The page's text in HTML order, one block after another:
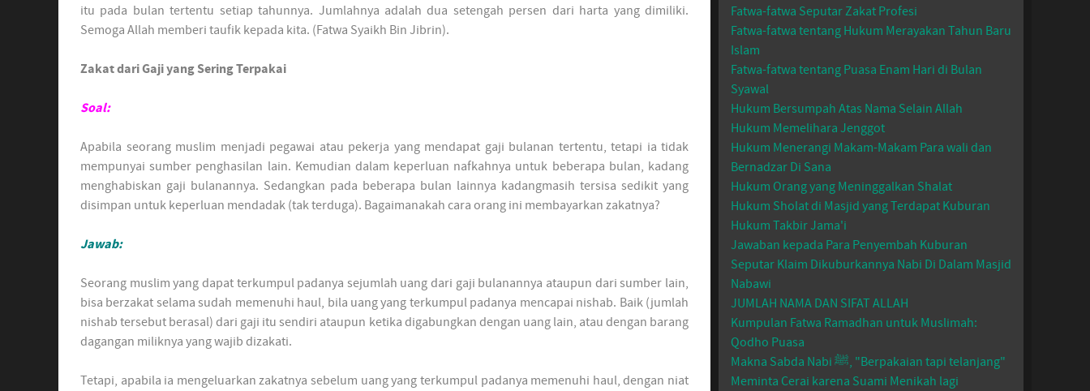
itu pada bulan tertentu setiap tahunnya. Jumlahnya adalah dua setengah persen dari harta yang dimiliki.
Semoga Allah memberi taufik kepada kita. (Fatwa Syaikh Bin Jibrin).
Zakat dari Gaji yang Sering Terpakai
Soal:
Apabila seorang muslim menjadi pegawai atau pekerja yang mendapat gaji bulanan tertentu, tetapi ia tidak
mempunyai sumber penghasilan lain. Kemudian dalam keperluan nafkahnya untuk beberapa bulan, kadang
menghabiskan gaji bulanannya. Sedangkan pada beberapa bulan lainnya kadangmasih tersisa sedikit yang
disimpan untuk keperluan mendadak (tak terduga). Bagaimanakah cara orang ini membayarkan zakatnya?
Jawab:
Seorang muslim yang dapat terkumpul padanya sejumlah uang dari gaji bulanannya ataupun dari sumber lain,
bisa berzakat selama sudah memenuhi haul, bila uang yang terkumpul padanya mencapai nishab. Baik (jumlah
nishab tersebut berasal) dari gaji itu sendiri ataupun ketika digabungkan dengan uang lain, atau dengan barang
dagangan miliknya yang wajib dizakati.
Tetapi, apabila ia mengeluarkan zakatnya sebelum uang yang terkumpul padanya memenuhi haul, dengan niat
Fatwa-fatwa Seputar Zakat Profesi
Fatwa-fatwa tentang Hukum Merayakan Tahun Baru
Islam
Fatwa-fatwa tentang Puasa Enam Hari di Bulan
Syawal
Hukum Bersumpah Atas Nama Selain Allah
Hukum Memelihara Jenggot
Hukum Menerangi Makam-Makam Para wali dan
Bernadzar Di Sana
Hukum Orang yang Meninggalkan Shalat
Hukum Sholat di Masjid yang Terdapat Kuburan
Hukum Takbir Jama'i
Jawaban kepada Para Penyembah Kuburan
Seputar Klaim Dikuburkannya Nabi Di Dalam Masjid
Nabawi
JUMLAH NAMA DAN SIFAT ALLAH
Kumpulan Fatwa Ramadhan untuk Muslimah:
Qodho Puasa
Makna Sabda Nabi ﷺ, "Berpakaian tapi telanjang"
Meminta Cerai karena Suami Menikah lagi